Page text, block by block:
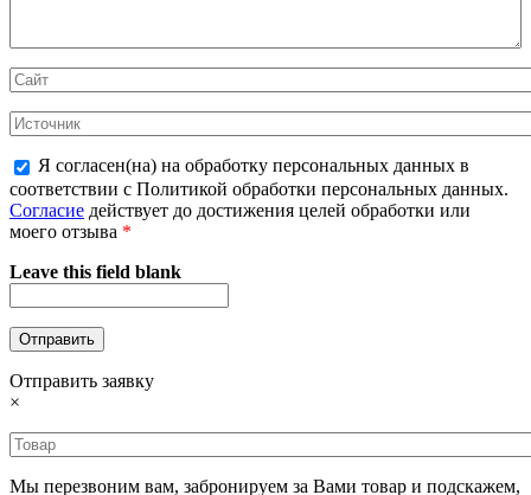
Я согласен(на) на обработку персональных данных в
соответствии с Политикой обработки персональных данных.
Согласие действует до достижения целей обработки или
моего отзыва *
Leave this field blank
Отправить заявку
×
Мы перезвоним вам, забронируем за Вами товар и подскажем,